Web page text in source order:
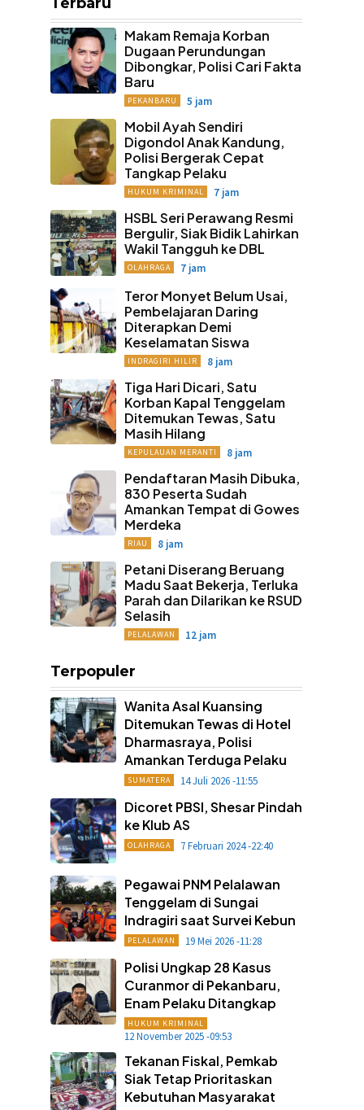
Makam Remaja Korban
Dugaan Perundungan
Dibongkar, Polisi Cari Fakta
Baru
PEKANBARU 5 jam
Mobil Ayah Sendiri
Digondol Anak Kandung,
Polisi Bergerak Cepat
Tangkap Pelaku
HUKUM KRIMINAL 7 jam
HSBL Seri Perawang Resmi
Bergulir, Siak Bidik Lahirkan
Wakil Tangguh ke DBL
OLAHRAGA 7 jam
Teror Monyet Belum Usai,
Pembelajaran Daring
Diterapkan Demi
Keselamatan Siswa
INDRAGIRI HILIR 8 jam
Tiga Hari Dicari, Satu
Korban Kapal Tenggelam
Ditemukan Tewas, Satu
Masih Hilang
KEPULAUAN MERANTI 8 jam
Pendaftaran Masih Dibuka,
830 Peserta Sudah
Amankan Tempat di Gowes
Merdeka
RIAU 8 jam
Petani Diserang Beruang
Madu Saat Bekerja, Terluka
Parah dan Dilarikan ke RSUD
Selasih
PELALAWAN 12 jam
Terpopuler
Wanita Asal Kuansing
Ditemukan Tewas di Hotel
Dharmasraya, Polisi
Amankan Terduga Pelaku
SUMATERA 14 Juli 2026 -11:55
Dicoret PBSI, Shesar Pindah
ke Klub AS
OLAHRAGA 7 Februari 2024 -22:40
Pegawai PNM Pelalawan
Tenggelam di Sungai
Indragiri saat Survei Kebun
PELALAWAN 19 Mei 2026 -11:28
Polisi Ungkap 28 Kasus
Curanmor di Pekanbaru,
Enam Pelaku Ditangkap
HUKUM KRIMINAL
12 November 2025 -09:53
Tekanan Fiskal, Pemkab
Siak Tetap Prioritaskan
Kebutuhan Masyarakat